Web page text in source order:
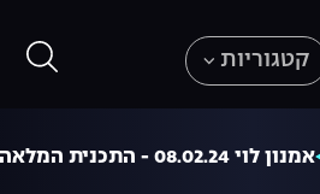
קטגוריות
אמנון לוי 08.02.24 - התכנית המלאה